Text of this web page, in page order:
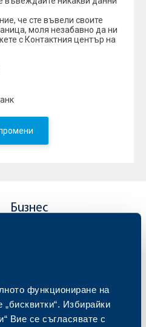
функциониране на
Избирайки
Вие се съгласявате с
че сте въвели своите
моля незабавно да ни
с Контактния център на
Бизнес
ПОС терминали
Пазари, инвестиционно банкиране
и попечителски услуги